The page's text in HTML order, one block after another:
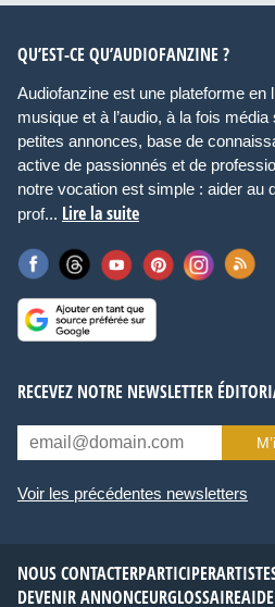
QU’EST-CE QU’AUDIOFANZINE ?
Audiofanzine est une plateforme en
musique et à l’audio, à la fois
petites annonces, base de
active de passionnés et de
notre vocation est simple : aider au
prof... Lire la suite
RECEVEZ NOTRE NEWSLETTER
Voir les précédentes newsletters
NOUS CONTACTERPARTICIPER
DEVENIR ANNONCEURGLOSSAIREAIDE